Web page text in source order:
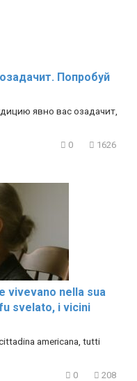
Попробуй
явно вас озадачит,
0 1626
vivevano nella sua
svelato, i vicini
americana, tutti
0 208